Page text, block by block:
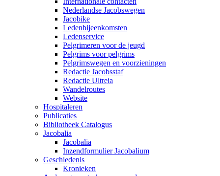
Nederlandse Jacobswegen
Jacobike
Ledenbijeenkomsten
Ledenservice
Pelgrimeren voor de jeugd
Pelgrims voor pelgrims
Pelgrimswegen en voorzieningen
Redactie Jacobsstaf
Redactie Ultreia
Wandelroutes
Website
Hospitaleren
Publicaties
Bibliotheek Catalogus
Jacobalia
Jacobalia
Inzendformulier Jacobalium
Geschiedenis
Kronieken